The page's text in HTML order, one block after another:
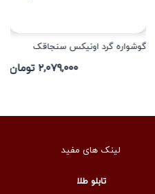
گوشواره گرد اونیکس سنجاقک
۲,۰۷۹,۰۰۰ تومان
لینک های مفید
تابلو طلا